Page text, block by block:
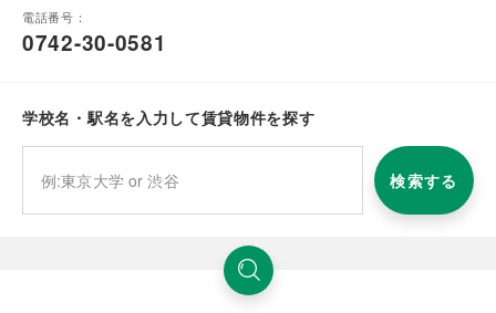
電話番号：
0742-30-0581
学校名・駅名を入力して賃貸物件を探す
検索する